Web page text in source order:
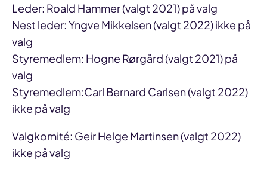
Leder: Roald Hammer (valgt 2021) på valg
Nest leder: Yngve Mikkelsen (valgt 2022) ikke på
valg
Styremedlem: Hogne Rørgård (valgt 2021) på
valg
Styremedlem:Carl Bernard Carlsen (valgt 2022)
ikke på valg
Valgkomité: Geir Helge Martinsen (valgt 2022)
ikke på valg